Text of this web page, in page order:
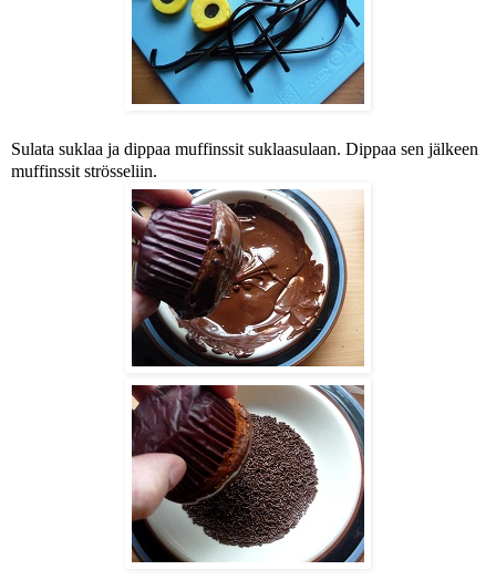
Sulata suklaa ja dippaa muffinssit suklaasulaan. Dippaa sen jälkeen
muffinssit strösseliin.